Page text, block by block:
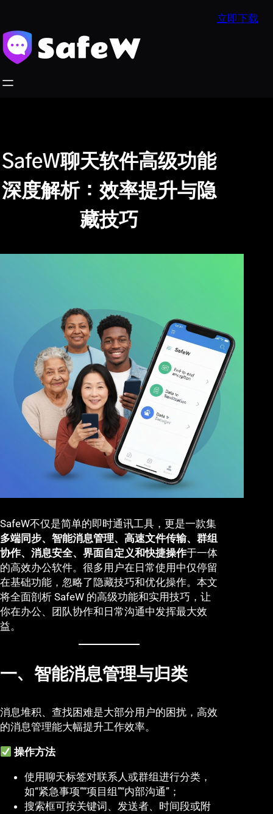
内
容
立即下载
SafeW聊天软件高级功能
深度解析：效率提升与隐
藏技巧
SafeW不仅是简单的即时通讯工具，更是一款集
多端同步、智能消息管理、高速文件传输、群组
协作、消息安全、界面自定义和快捷操作于一体
的高效办公软件。很多用户在日常使用中仅停留
在基础功能，忽略了隐藏技巧和优化操作。本文
将全面剖析 SafeW 的高级功能和实用技巧，让
你在办公、团队协作和日常沟通中发挥最大效
益。
一、智能消息管理与归类
消息堆积、查找困难是大部分用户的困扰，高效
的消息管理能大幅提升工作效率。
操作方法
使用聊天标签对联系人或群组进行分类，
如“紧急事项”“项目组”“内部沟通”；
搜索框可按关键词、发送者、时间段或附